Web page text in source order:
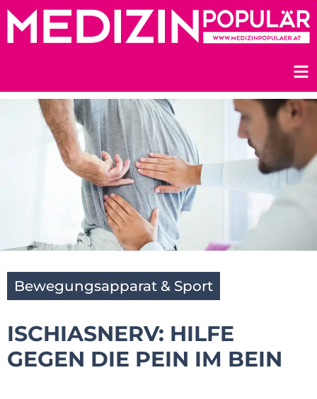
Zum
Inhalt
Bewegungsapparat & Sport
ISCHIASNERV: HILFE
GEGEN DIE PEIN IM BEIN